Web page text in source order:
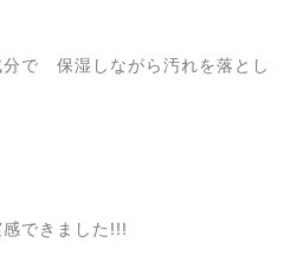
で 保湿しながら汚れを落とし
できました!!!